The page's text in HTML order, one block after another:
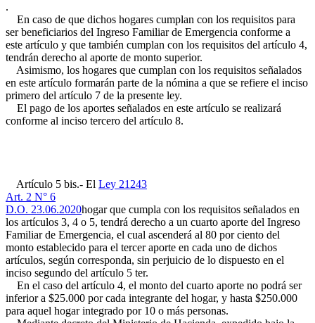
.
En caso de que dichos hogares cumplan con los requisitos para
ser beneficiarios del Ingreso Familiar de Emergencia conforme a
este artículo y que también cumplan con los requisitos del artículo 4,
tendrán derecho al aporte de monto superior.
Asimismo, los hogares que cumplan con los requisitos señalados
en este artículo formarán parte de la nómina a que se refiere el inciso
primero del artículo 7 de la presente ley.
El pago de los aportes señalados en este artículo se realizará
conforme al inciso tercero del artículo 8.
Artículo 5 bis.- El Ley 21243
Art. 2 N° 6
D.O. 23.06.2020hogar que cumpla con los requisitos señalados en
los artículos 3, 4 o 5, tendrá derecho a un cuarto aporte del Ingreso
Familiar de Emergencia, el cual ascenderá al 80 por ciento del
monto establecido para el tercer aporte en cada uno de dichos
artículos, según corresponda, sin perjuicio de lo dispuesto en el
inciso segundo del artículo 5 ter.
En el caso del artículo 4, el monto del cuarto aporte no podrá ser
inferior a $25.000 por cada integrante del hogar, y hasta $250.000
para aquel hogar integrado por 10 o más personas.